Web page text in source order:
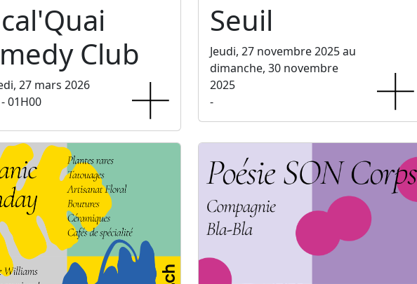
Club
27 mars 2026
01H00
Seuil
Jeudi, 27 novembre 2025 au
dimanche, 30 novembre
2025
-